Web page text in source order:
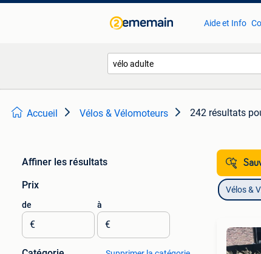
Aide et Info
Accueil Vélos & Vélomoteurs 242 résultats
Affiner les résultats
Prix
de
€
à
€
Vélos &